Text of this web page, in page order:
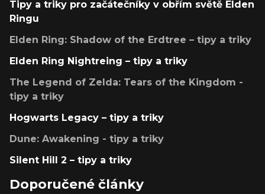
Tipy a triky pro začátečníky v obřím světě Elden
Ringu
Elden Ring: Shadow of the Erdtree – tipy a triky
Elden Ring Nightreing – tipy a triky
The Legend of Zelda: Tears of the Kingdom -
tipy a triky
Hogwarts Legacy – tipy a triky
Dune: Awakening - tipy a triky
Silent Hill 2 – tipy a triky
Doporučené články